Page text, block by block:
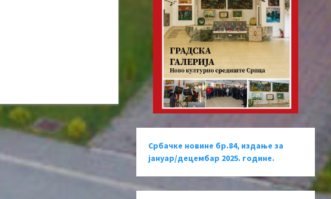
Србачке новине бр.84, издање за
јануар/децембар 2025. године.